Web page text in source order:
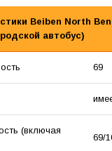
Beiben North
автобус)
69
(включая
69/